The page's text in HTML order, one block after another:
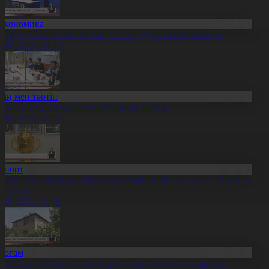
да 25 инвестициялық меморандумға қол қойылды
20:13
мен тәртіп
қолдан ақша жасайтындар азайды
20:10
Азия ойындарына Қазақстаннан 500-ге жуық спортшы
20:09
7 жарым мың тұрғын жаңа пәтерге көшіріледі